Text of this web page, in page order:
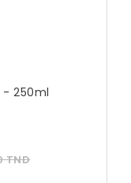
- 250ml
TNDPrix